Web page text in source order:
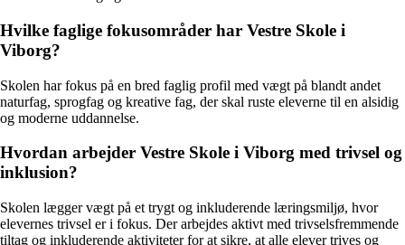
Hvilke faglige fokusområder har Vestre Skole i
Viborg?
Skolen har fokus på en bred faglig profil med vægt på blandt andet
naturfag, sprogfag og kreative fag, der skal ruste eleverne til en alsidig
og moderne uddannelse.
Hvordan arbejder Vestre Skole i Viborg med trivsel og
inklusion?
Skolen lægger vægt på et trygt og inkluderende læringsmiljø, hvor
elevernes trivsel er i fokus. Der arbejdes aktivt med trivselsfremmende
tiltag og inkluderende aktiviteter for at sikre, at alle elever trives og